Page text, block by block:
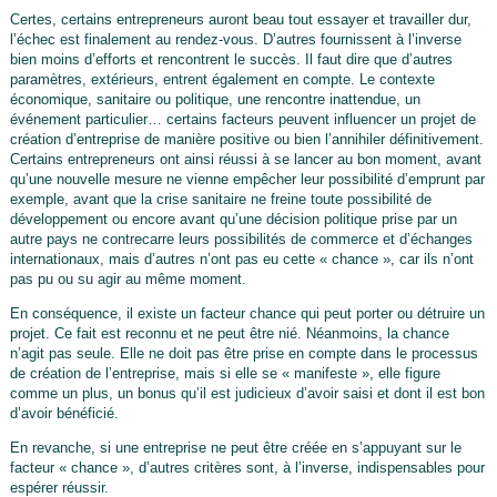
Certes, certains entrepreneurs auront beau tout essayer et travailler dur,
l’échec est finalement au rendez-vous. D’autres fournissent à l’inverse
bien moins d’efforts et rencontrent le succès. Il faut dire que d’autres
paramètres, extérieurs, entrent également en compte. Le contexte
économique, sanitaire ou politique, une rencontre inattendue, un
événement particulier… certains facteurs peuvent influencer un projet de
création d’entreprise de manière positive ou bien l’annihiler définitivement.
Certains entrepreneurs ont ainsi réussi à se lancer au bon moment, avant
qu’une nouvelle mesure ne vienne empêcher leur possibilité d’emprunt par
exemple, avant que la crise sanitaire ne freine toute possibilité de
développement ou encore avant qu’une décision politique prise par un
autre pays ne contrecarre leurs possibilités de commerce et d’échanges
internationaux, mais d’autres n’ont pas eu cette « chance », car ils n’ont
pas pu ou su agir au même moment.
En conséquence, il existe un facteur chance qui peut porter ou détruire un
projet. Ce fait est reconnu et ne peut être nié. Néanmoins, la chance
n’agit pas seule. Elle ne doit pas être prise en compte dans le processus
de création de l’entreprise, mais si elle se « manifeste », elle figure
comme un plus, un bonus qu’il est judicieux d’avoir saisi et dont il est bon
d’avoir bénéficié.
En revanche, si une entreprise ne peut être créée en s’appuyant sur le
facteur « chance », d’autres critères sont, à l’inverse, indispensables pour
espérer réussir.